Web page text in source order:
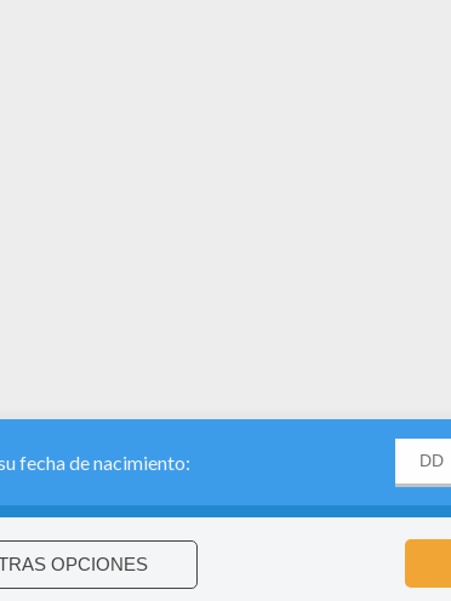
vídeos para niños en Youtube: